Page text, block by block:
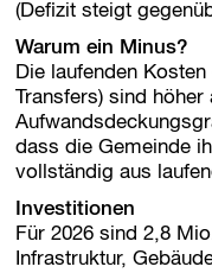
g
n
(Defizit steigt
Warum ein Minus?
Die laufenden
Transfers) sind
dass die Gemeinde
vollständig aus
Investitionen
Für 2026 sind 2,8
Infrastruktur,